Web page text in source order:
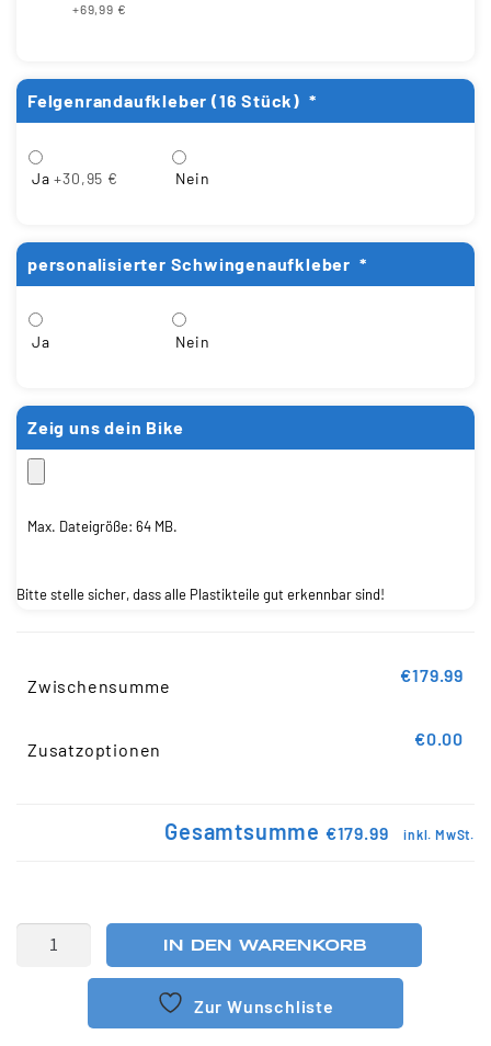
+69,99 €
Felgenrandaufkleber (16 Stück) *
Ja +30,95 € Nein
personalisierter Schwingenaufkleber *
Ja Nein
Zeig uns dein Bike
Max. Dateigröße: 64 MB.
Bitte stelle sicher, dass alle Plastikteile gut erkennbar sind!
Zwischensumme
€179.99
Zusatzoptionen
€0.00
Gesamtsumme €179.99 inkl. MwSt.
IN DEN WARENKORB
Zur Wunschliste